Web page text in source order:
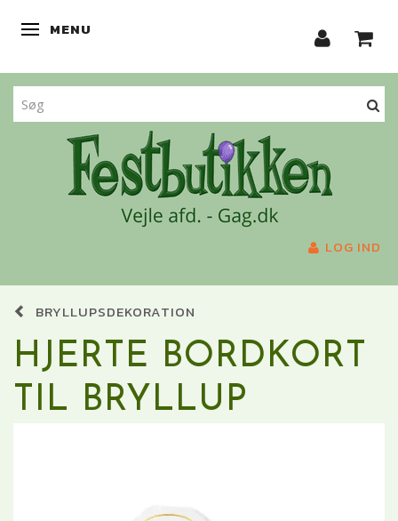
SKIFTE NAVIGATION
MENU
LOG IND
BRYLLUPSDEKORATION
HJERTE BORDKORT
TIL BRYLLUP